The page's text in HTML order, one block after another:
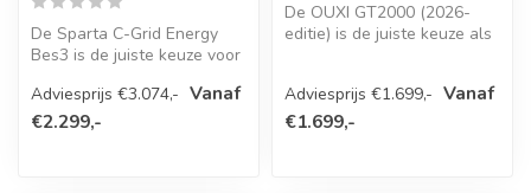
De Sparta C-Grid Energy
Bes3 is de juiste keuze voor
bet...
Adviesprijs €3.074,- Vanaf
€2.299,-
De OUXI GT2000 (2026-
editie) is de juiste keuze als
Adviesprijs €1.699,- Vanaf
€1.699,-